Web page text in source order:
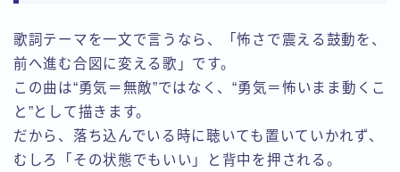
歌詞テーマを一文で言うなら、「怖さで震える鼓動を、
前へ進む合図に変える歌」です。
この曲は“勇気＝無敵”ではなく、“勇気＝怖いまま動くこ
と”として描きます。
だから、落ち込んでいる時に聴いても置いていかれず、
むしろ「その状態でもいい」と背中を押される。